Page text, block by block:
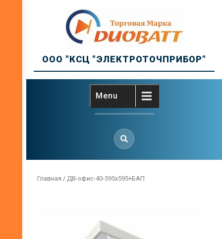
ООО "КСЦ "ЭЛЕКТРОТОЧПРИБОР"
Menu
Главная / ДВ-офис-40-595х595+БАП